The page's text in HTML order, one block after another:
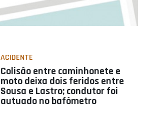
ACIDENTE
Colisão entre caminhonete e
moto deixa dois feridos entre
Sousa e Lastro; condutor foi
autuado no bafômetro